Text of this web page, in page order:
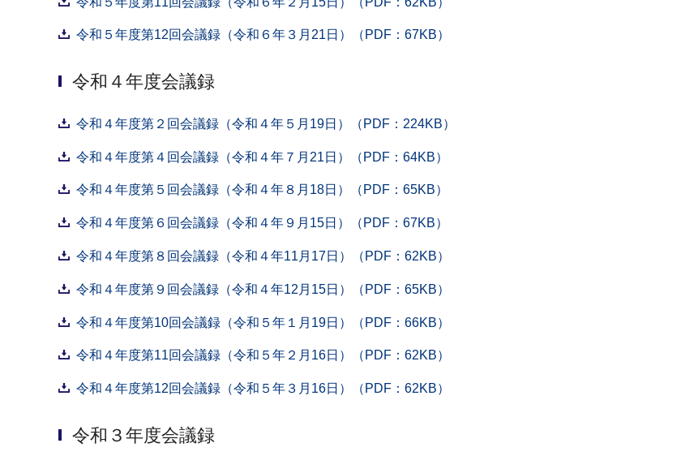
令和５年度第12回会議録（令和６年３月21日）（PDF：67KB）
令和４年度会議録
令和４年度第２回会議録（令和４年５月19日）（PDF：224KB）
令和４年度第４回会議録（令和４年７月21日）（PDF：64KB）
令和４年度第５回会議録（令和４年８月18日）（PDF：65KB）
令和４年度第６回会議録（令和４年９月15日）（PDF：67KB）
令和４年度第８回会議録（令和４年11月17日）（PDF：62KB）
令和４年度第９回会議録（令和４年12月15日）（PDF：65KB）
令和４年度第10回会議録（令和５年１月19日）（PDF：66KB）
令和４年度第11回会議録（令和５年２月16日）（PDF：62KB）
令和４年度第12回会議録（令和５年３月16日）（PDF：62KB）
令和３年度会議録